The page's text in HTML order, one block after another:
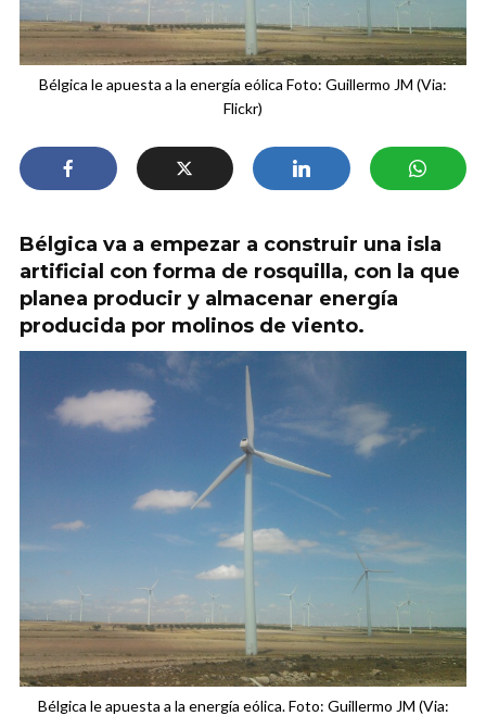
Bélgica le apuesta a la energía eólica Foto: Guillermo JM (Via:
Flickr)
Bélgica va a empezar a construir una isla
artificial con forma de rosquilla, con la que
planea producir y almacenar energía
producida por molinos de viento.
Bélgica le apuesta a la energía eólica. Foto: Guillermo JM (Via: